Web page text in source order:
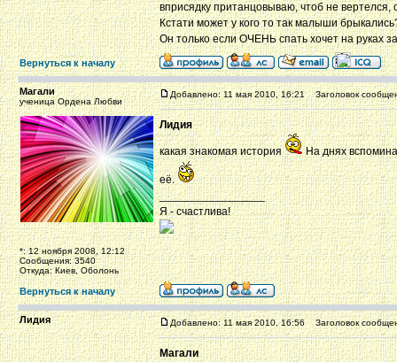
вприсядку пританцовываю, чтоб не
Кстати может у кого то так малыши
Он только если ОЧЕНЬ спать хочет на руках
Вернуться к началу
Магали
ученица Ордена Любви
*: 12 ноября 2008, 12:12
Сообщения: 3540
Откуда: Киев, Оболонь
Добавлено: 11 мая 2010, 16:21 Заголовок
Лидия
какая знакомая история На днях
её.
_________________
Я - счастлива!
Вернуться к началу
Лидия Добавлено: 11 мая 2010, 16:56 Заголовок
Магали